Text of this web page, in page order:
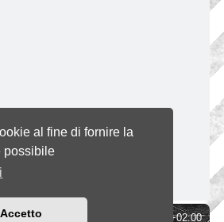
al fine di fornire la
possibile
Accetto UTC+02:00